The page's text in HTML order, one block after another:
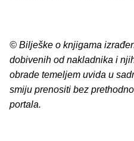
© Bilješke o knjigama
dobivenih od nakladnika i
obrade temeljem uvida u
smiju prenositi bez
portala.